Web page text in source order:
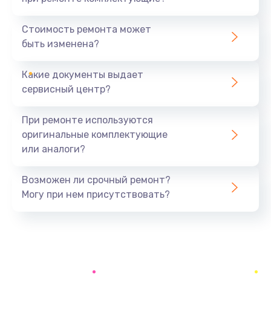
1500 руб.
Замена фильтра
Замена двигателя
Заказать
Замена термостата
Стоимость ремонта может
быть изменена?
Какие документы выдает
сервисный центр?
При ремонте используются
оригинальные комплектующие
или аналоги?
Возможен ли срочный ремонт?
Могу при нем присутствовать?